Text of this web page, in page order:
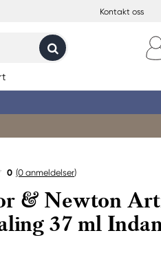
Kontakt oss
0 (0 anmeldelser)
& Newton
37 ml